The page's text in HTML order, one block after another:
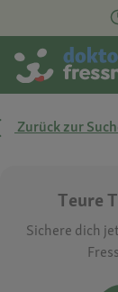
Zurück zur
Teure
Sichere dich